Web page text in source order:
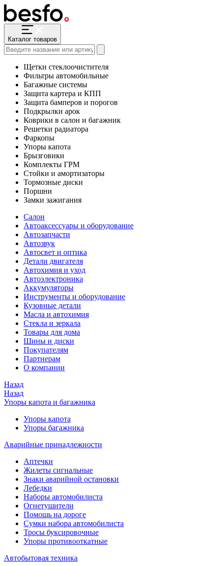
Каталог товаров
Щетки стеклоочистителя
Фильтры автомобильные
Багажные системы
Защита картера и КПП
Защита бамперов и порогов
Подкрылки арок
Коврики в салон и багажник
Решетки радиатора
Фаркопы
Упоры капота
Брызговики
Комплекты ГРМ
Стойки и амортизаторы
Тормозные диски
Поршни
Замки зажигания
Салон
Автоаксессуары и оборудование
Автозапчасти
Автозвук
Автосвет и оптика
Детали двигателя
Автохимия и уход
Автоэлектроника
Аккумуляторы
Инструменты и оборудование
Кузовные детали
Масла и автохимия
Стекла и зеркала
Товары для дома
Шины и диски
Покупателям
Партнерам
О компании
Назад
Назад
Упоры капота и багажника
Упоры капота
Упоры багажника
Аварийные принадлежности
Аптечки
Жилеты сигнальные
Знаки аварийной остановки
Лебедки
Наборы автомобилиста
Огнетушители
Помощь на дороге
Сумки набора автомобилиста
Тросы буксировочные
Упоры противооткатные
Автобытовая техника